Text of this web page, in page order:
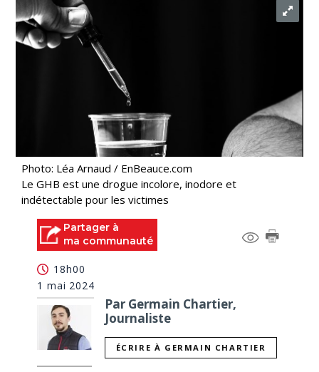
Photo: Léa Arnaud / EnBeauce.com
Le GHB est une drogue incolore, inodore et
indétectable pour les victimes
Partager à
ma communauté
18h00
1 mai 2024
Par Germain Chartier,
Journaliste
ÉCRIRE À GERMAIN CHARTIER